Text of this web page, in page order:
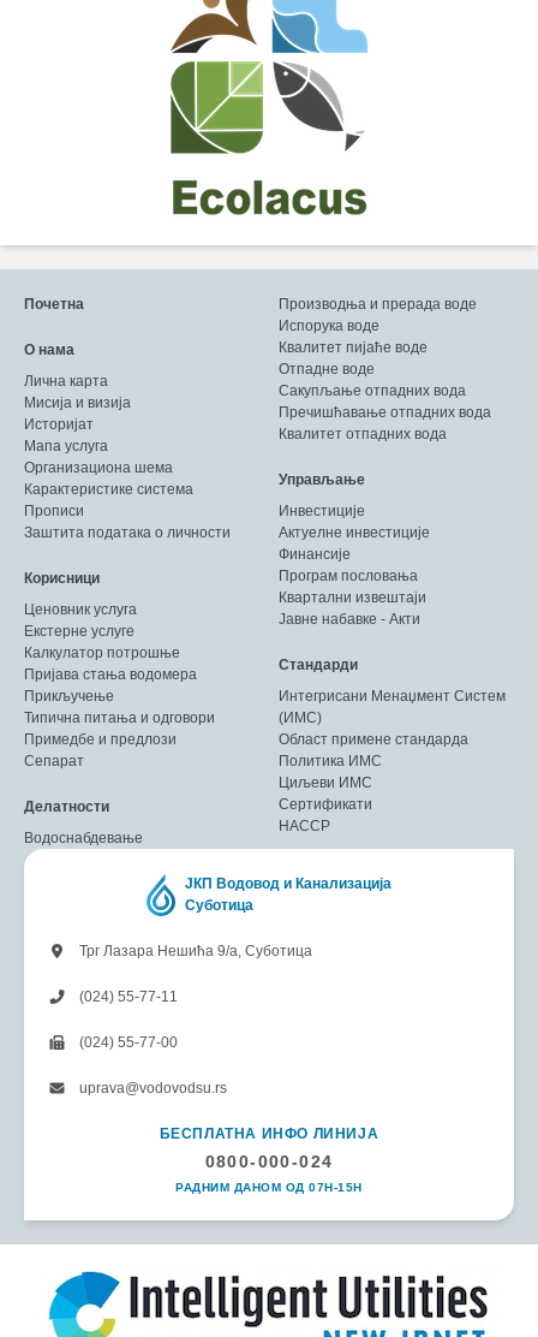
Почетна
О нама
Лична карта
Мисија и визија
Историјат
Мапа услуга
Организациона шема
Карактеристике система
Прописи
Заштита података о личности
Корисници
Ценовник услуга
Екстерне услуге
Калкулатор потрошње
Пријава стања водомера
Прикључење
Типична питања и одговори
Примедбе и предлози
Сепарат
Делатности
Водоснабдевање
Производња и прерада воде
Испорука воде
Квалитет пијаће воде
Отпадне воде
Сакупљање отпадних вода
Пречишћавање отпадних вода
Квалитет отпадних вода
Управљање
Инвестиције
Актуелне инвестиције
Финансије
Програм пословања
Квартални извештаји
Јавне набавке - Акти
Стандарди
Интегрисани Менаџмент Систем
(ИМС)
Област примене стандарда
Политика ИМС
Циљеви ИМС
Сертификати
HACCP
ЈКП Водовод и Канализација
Суботица
Трг Лазара Нешића 9/а, Суботица
(024) 55-77-11
(024) 55-77-00
uprava@vodovodsu.rs
БЕСПЛАТНА ИНФО ЛИНИЈА
0800-000-024
РАДНИМ ДАНОМ ОД 07H-15H